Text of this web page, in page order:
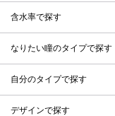
含水率で探す
なりたい瞳のタイプで探す
自分のタイプで探す
デザインで探す